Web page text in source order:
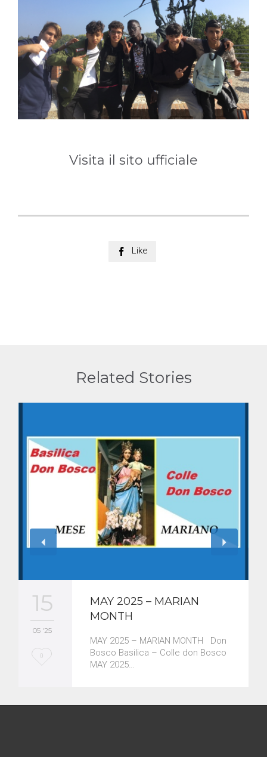
Visita il sito ufficiale
 Like
Related Stories
15
05 '25
L0
MAY 2025 – MARIAN
MONTH
MAY 2025 – MARIAN MONTH Don
Bosco Basilica – Colle don Bosco
MAY 2025…